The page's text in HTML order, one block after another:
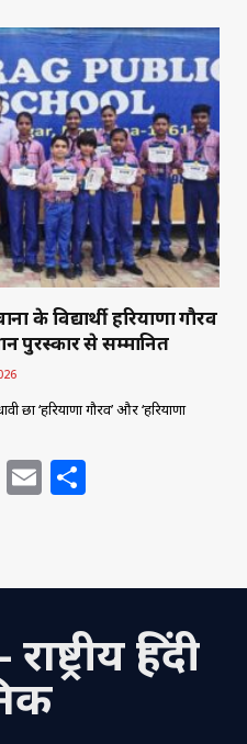
ai
l
ar
e
के विद्यार्थी हरियाणा गौरव
पुरस्कार से सम्मानित
‘हरियाणा गौरव’ और ‘हरियाणा
X E
l e
हिंदी